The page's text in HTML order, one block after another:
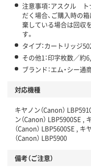
注意事項：アスクル
だく場合、ご購入時の
棄している場合は回収
す。
タイプ：カートリッジ
その他1：印字枚数／約
ブランド：エム・シー通
対応機種
キヤノン（Canon）
ン（Canon） LBP5900SE ,
（Canon） LBP5600SE ,
（Canon） LBP5900
備考（ご注意）